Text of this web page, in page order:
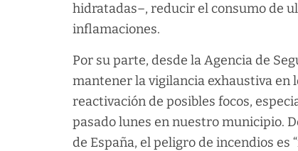
hidratadas–, reducir el consumo de
inflamaciones.
Por su parte, desde la Agencia de
mantener la vigilancia exhaustiva en
reactivación de posibles focos,
pasado lunes en nuestro municipio.
de España, el peligro de incendios es